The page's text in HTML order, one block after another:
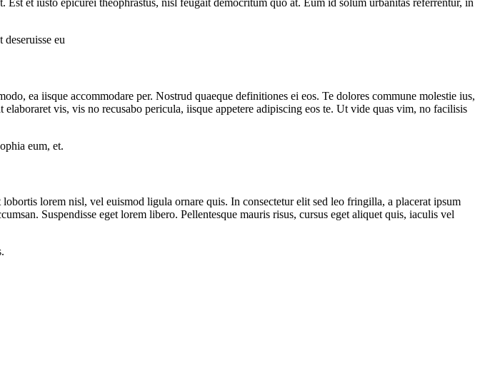
et iusto epicurei theophrastus, nisl feugait democritum quo at. Eum id solum urbanitas referrentur, in
eu
ea iisque accommodare per. Nostrud quaeque definitiones ei eos. Te dolores commune molestie ius,
vis, vis no recusabo pericula, iisque appetere adipiscing eos te. Ut vide quas vim, no facilisis
eum, et.
lorem nisl, vel euismod ligula ornare quis. In consectetur elit sed leo fringilla, a placerat ipsum
Suspendisse eget lorem libero. Pellentesque mauris risus, cursus eget aliquet quis, iaculis vel